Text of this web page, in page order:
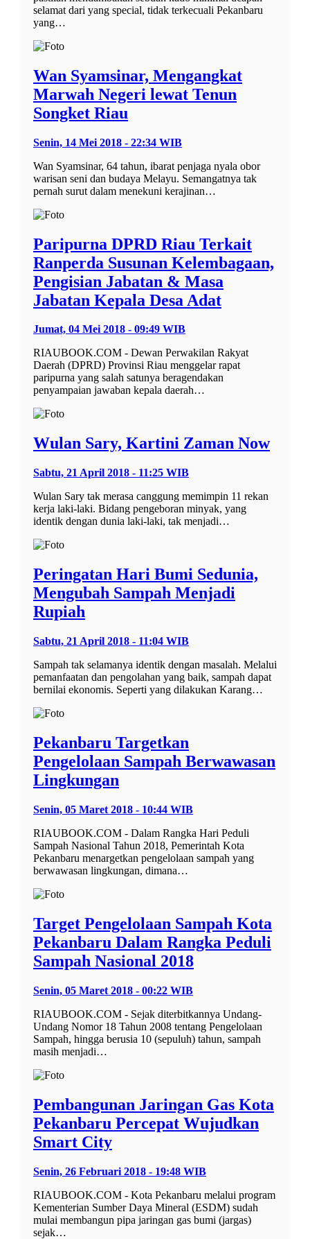
selamat dari yang special, tidak terkecuali Pekanbaru
yang…
Wan Syamsinar, Mengangkat
Marwah Negeri lewat Tenun
Songket Riau
Senin, 14 Mei 2018 - 22:34 WIB
Wan Syamsinar, 64 tahun, ibarat penjaga nyala obor
warisan seni dan budaya Melayu. Semangatnya tak
pernah surut dalam menekuni kerajinan…
Paripurna DPRD Riau Terkait
Ranperda Susunan Kelembagaan,
Pengisian Jabatan & Masa
Jabatan Kepala Desa Adat
Jumat, 04 Mei 2018 - 09:49 WIB
RIAUBOOK.COM - Dewan Perwakilan Rakyat
Daerah (DPRD) Provinsi Riau menggelar rapat
paripurna yang salah satunya beragendakan
penyampaian jawaban kepala daerah…
Wulan Sary, Kartini Zaman Now
Sabtu, 21 April 2018 - 11:25 WIB
Wulan Sary tak merasa canggung memimpin 11 rekan
kerja laki-laki. Bidang pengeboran minyak, yang
identik dengan dunia laki-laki, tak menjadi…
Peringatan Hari Bumi Sedunia,
Mengubah Sampah Menjadi
Rupiah
Sabtu, 21 April 2018 - 11:04 WIB
Sampah tak selamanya identik dengan masalah. Melalui
pemanfaatan dan pengolahan yang baik, sampah dapat
bernilai ekonomis. Seperti yang dilakukan Karang…
Pekanbaru Targetkan
Pengelolaan Sampah Berwawasan
Lingkungan
Senin, 05 Maret 2018 - 10:44 WIB
RIAUBOOK.COM - Dalam Rangka Hari Peduli
Sampah Nasional Tahun 2018, Pemerintah Kota
Pekanbaru menargetkan pengelolaan sampah yang
berwawasan lingkungan, dimana…
Target Pengelolaan Sampah Kota
Pekanbaru Dalam Rangka Peduli
Sampah Nasional 2018
Senin, 05 Maret 2018 - 00:22 WIB
RIAUBOOK.COM - Sejak diterbitkannya Undang-
Undang Nomor 18 Tahun 2008 tentang Pengelolaan
Sampah, hingga berusia 10 (sepuluh) tahun, sampah
masih menjadi…
Pembangunan Jaringan Gas Kota
Pekanbaru Percepat Wujudkan
Smart City
Senin, 26 Februari 2018 - 19:48 WIB
RIAUBOOK.COM - Kota Pekanbaru melalui program
Kementerian Sumber Daya Mineral (ESDM) sudah
mulai membangun pipa jaringan gas bumi (jargas)
sejak…